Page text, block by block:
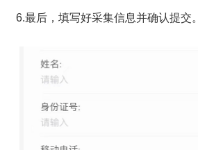
6.最后，填写好采集信息并确认提交。